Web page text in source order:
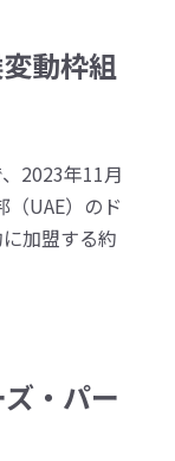
動枠組
2023年11月
UAE）のド
加盟する約
・パー